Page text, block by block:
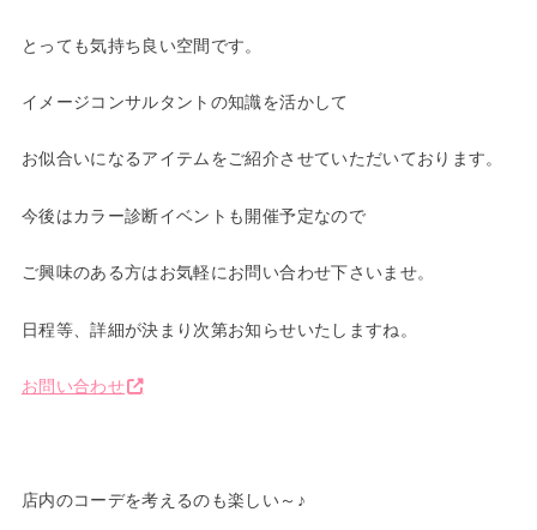
とっても気持ち良い空間です。
イメージコンサルタントの知識を活かして
お似合いになるアイテムをご紹介させていただいております。
今後はカラー診断イベントも開催予定なので
ご興味のある方はお気軽にお問い合わせ下さいませ。
日程等、詳細が決まり次第お知らせいたしますね。
お問い合わせ
店内のコーデを考えるのも楽しい～♪